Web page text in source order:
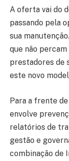
A oferta vai do
passando pela
sua
que não
prestadores de
este novo
Para a frente
envolve
relatórios de
gestão e
combinação de